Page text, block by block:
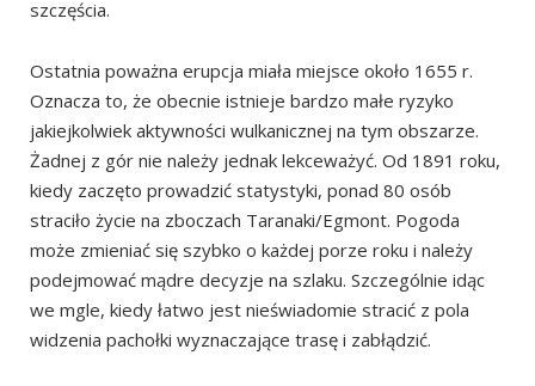
szczęścia.
Ostatnia poważna erupcja miała miejsce około 1655 r.
Oznacza to, że obecnie istnieje bardzo małe ryzyko
jakiejkolwiek aktywności wulkanicznej na tym obszarze.
Żadnej z gór nie należy jednak lekceważyć. Od 1891 roku,
kiedy zaczęto prowadzić statystyki, ponad 80 osób
straciło życie na zboczach Taranaki/Egmont. Pogoda
może zmieniać się szybko o każdej porze roku i należy
podejmować mądre decyzje na szlaku. Szczególnie idąc
we mgle, kiedy łatwo jest nieświadomie stracić z pola
widzenia pachołki wyznaczające trasę i zabłądzić.